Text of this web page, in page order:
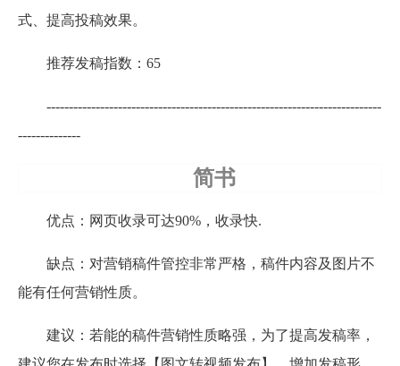
式、提高投稿效果。
推荐发稿指数：65
---------------------------------------------------------------------------
--------------
简书
优点：网页收录可达90%，收录快.
缺点：对营销稿件管控非常严格，稿件内容及图片不
能有任何营销性质。
建议：若能的稿件营销性质略强，为了提高发稿率，